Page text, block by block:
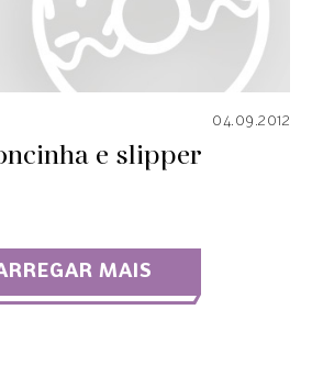
04.09.2012
e slipper
MAIS